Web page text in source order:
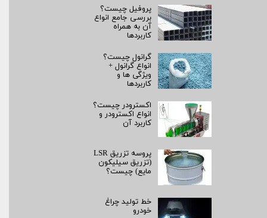
پروفیل چیست؟
بررسی جامع انواع
آن به همراه
کاربردها
گرانول چیست؟
انواع گرانول +
ویژگی ها و
کاربردها
اکسترودر چیست؟
انواع اکسترودر و
کاربرد آن
پروسه تزریق LSR
(تزریق سیلیکون
مایع) چیست؟
خط تولید چراغ
خودرو